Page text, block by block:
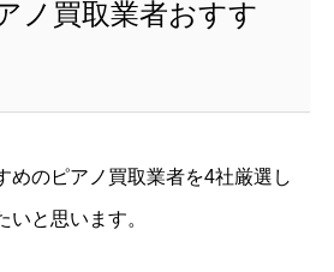
ノ買取業者おすす
めのピアノ買取業者を4社厳選し
いと思います。